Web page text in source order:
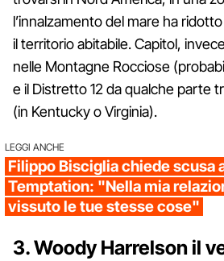
l’innalzamento del mare ha
il territorio abitabile. Capitol,
nelle Montagne Rocciose
e il Distretto 12 da qualche parte
(in Kentucky o Virginia).
LEGGI ANCHE
Filippo Bisciglia chiede scusa
Temptation: "Nella mia
vissuto le tue stesse cose"
3. Woody Harrelson il